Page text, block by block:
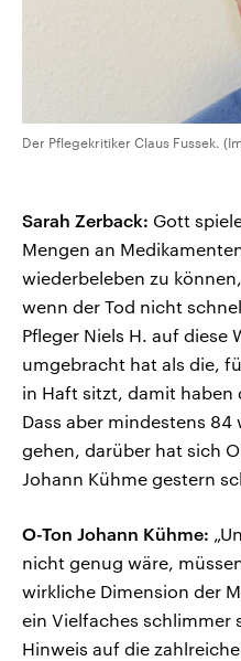
Der Pflegekritiker Claus Fussek.
Sarah Zerback: Gott
Mengen an
wiederbeleben zu
wenn der Tod nicht
Pfleger Niels H. auf diese
umgebracht hat als die,
in Haft sitzt, damit haben
Dass aber mindestens
gehen, darüber hat sich
Johann Kühme gestern
O-Ton Johann Kühme:
nicht genug wäre,
wirkliche Dimension der
ein Vielfaches schlimmer
Hinweis auf die